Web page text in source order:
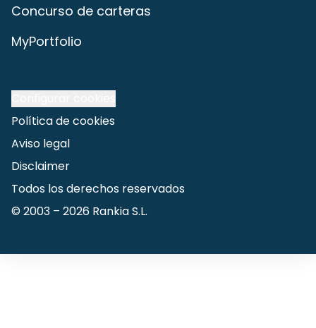
Concurso de carteras
MyPortfolio
Política de cookies
Aviso legal
Disclaimer
Todos los derechos reservados
© 2003 – 2026 Rankia S.L.